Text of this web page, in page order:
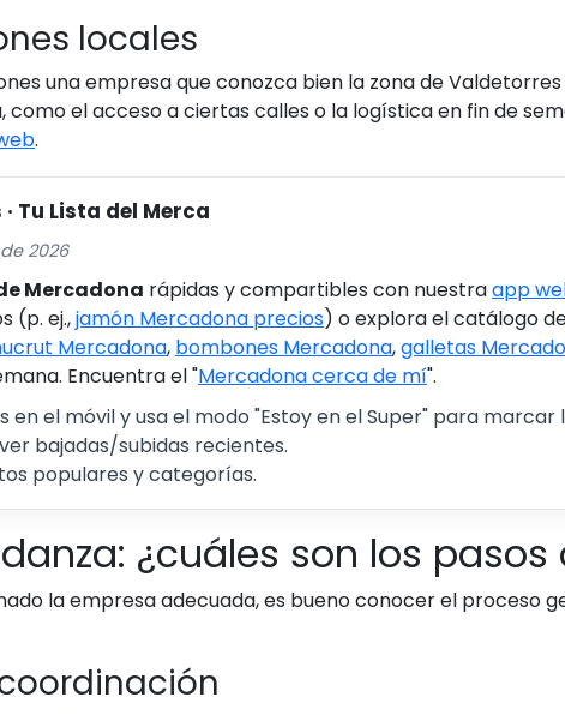
locales
una empresa que conozca bien la zona de
como el acceso a ciertas calles o la logística en fin de
.
Tu Lista del Merca
2026
Mercadona rápidas y compartibles con nuestraapp
(p. ej.,jamón Mercadona precios) o explora el catálogo
Mercadona, bombones Mercadona,galletas
Encuentra el "Mercadona cerca de mí".
en el móvil y usa el modo "Estoy en el Super" para
bajadas/subidas recientes.
populares y categorías.
¿cuáles son los pasos
la empresa adecuada, es bueno conocer el proceso